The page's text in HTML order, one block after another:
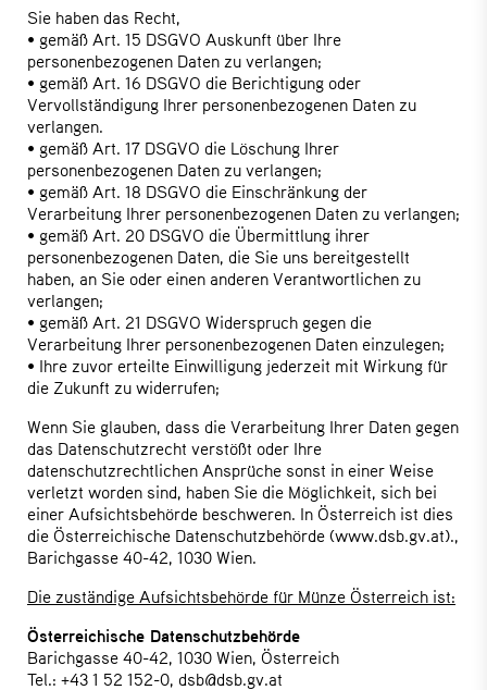
Sie haben das Recht,
• gemäß Art. 15 DSGVO Auskunft über Ihre
personenbezogenen Daten zu verlangen;
• gemäß Art. 16 DSGVO die Berichtigung oder
Vervollständigung Ihrer personenbezogenen Daten zu
verlangen.
• gemäß Art. 17 DSGVO die Löschung Ihrer
personenbezogenen Daten zu verlangen;
• gemäß Art. 18 DSGVO die Einschränkung der
Verarbeitung Ihrer personenbezogenen Daten zu verlangen;
• gemäß Art. 20 DSGVO die Übermittlung ihrer
personenbezogenen Daten, die Sie uns bereitgestellt
haben, an Sie oder einen anderen Verantwortlichen zu
verlangen;
• gemäß Art. 21 DSGVO Widerspruch gegen die
Verarbeitung Ihrer personenbezogenen Daten einzulegen;
• Ihre zuvor erteilte Einwilligung jederzeit mit Wirkung für
die Zukunft zu widerrufen;
Wenn Sie glauben, dass die Verarbeitung Ihrer Daten gegen
das Datenschutzrecht verstößt oder Ihre
datenschutzrechtlichen Ansprüche sonst in einer Weise
verletzt worden sind, haben Sie die Möglichkeit, sich bei
einer Aufsichtsbehörde beschweren. In Österreich ist dies
die Österreichische Datenschutzbehörde (www.dsb.gv.at).,
Barichgasse 40-42, 1030 Wien.
Die zuständige Aufsichtsbehörde für Münze Österreich ist:
Österreichische Datenschutzbehörde
Barichgasse 40-42, 1030 Wien, Österreich
Tel.: +43 1 52 152-0, dsb@dsb.gv.at